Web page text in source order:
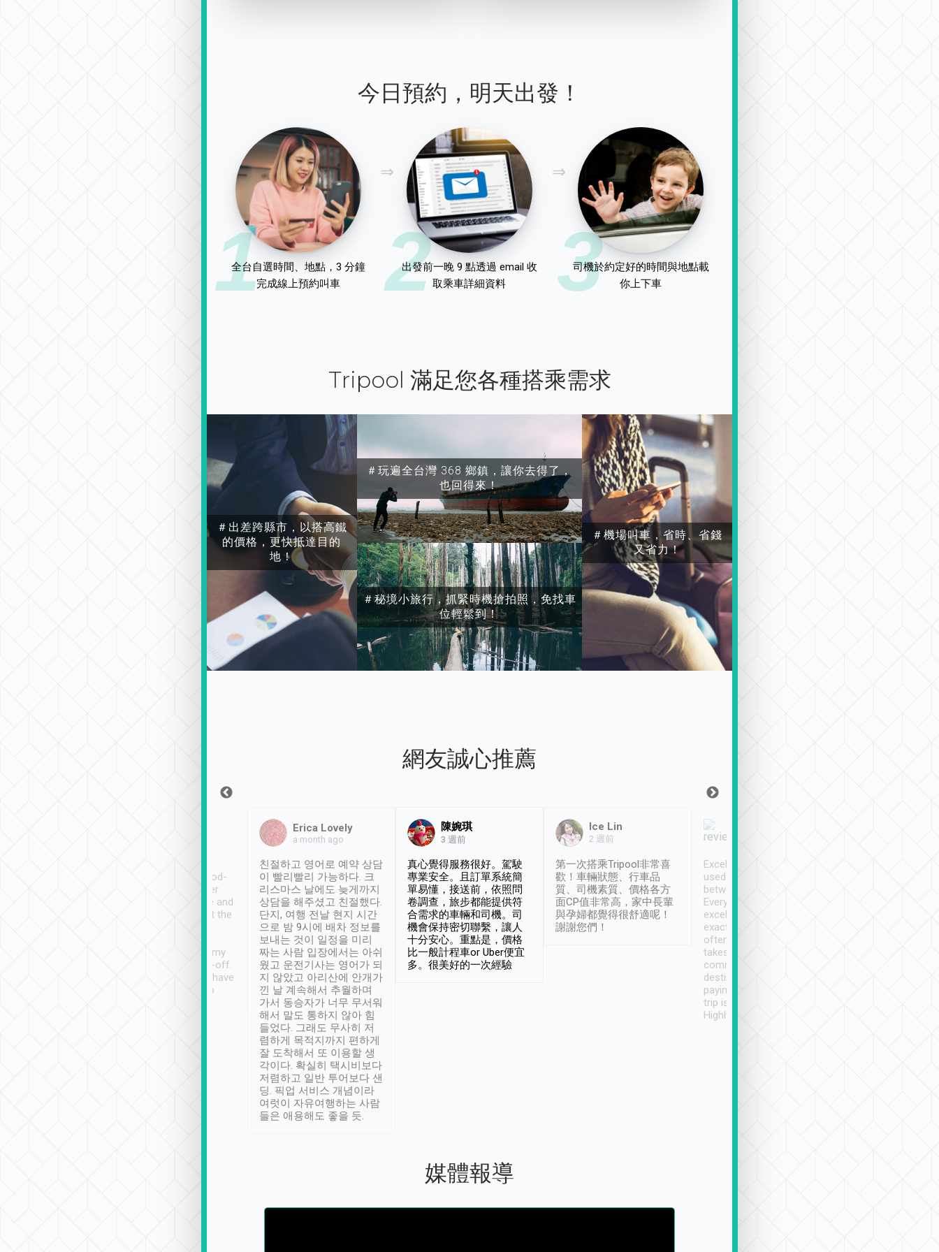
今日預約，明天出發！
1
全台自選時間、地點，3 分鐘
完成線上預約叫車
2
出發前一晚 9 點透過 email 收
取乘車詳細資料
3
司機於約定好的時間與地點載
你上下車
Tripool 滿足您各種搭乘需求
＃出差跨縣市，以搭高鐵
的價格，更快抵達目的
地！
＃玩遍全台灣 368 鄉鎮，讓你去得了，
也回得來！
＃秘境小旅行，抓緊時機搶拍照，免找車
位輕鬆到！
＃機場叫車，省時、省錢
又省力！
網友誠心推薦
service, vehicles in good-
condition and the driver
service was awesome and
thoughtful. Driver went the
have safely arrived at my
destination after drop-off.
Definitely something I have
not seen elsewhere 👍
Erica Lovely
a month ago
친절하고 영어로 예약 상담
이 빨리빨리 가능하다. 크
리스마스 날에도 늦게까지
상담을 해주셨고 친절했다.
단지, 여행 전날 현지 시간
으로 밤 9시에 배차 정보를
보내는 것이 일정을 미리
짜는 사람 입장에서는 아쉬
웠고 운전기사는 영어가 되
지 않았고 아리산에 안개가
낀 날 계속해서 추월하며
가서 동승자가 너무 무서워
해서 말도 통하지 않아 힘
들었다. 그래도 무사히 저
렴하게 목적지까지 편하게
잘 도착해서 또 이용할 생
각이다. 확실히 택시비보다
저렴하고 일반 투어보다 샌
딩. 픽업 서비스 개념이라
여럿이 자유여행하는 사람
들은 애용해도 좋을 듯.
陳婉琪
3 週前
真心覺得服務很好。駕駛
專業安全。且訂單系統簡
單易懂，接送前，依照問
卷調查，旅步都能提供符
合需求的車輛和司機。司
機會保持密切聯繫，讓人
十分安心。重點是，價格
比一般計程車or Uber便宜
多。很美好的一次經驗
Ice Lin
2 週前
第一次搭乘Tripool非常喜
歡！車輛狀態、行車品
質、司機素質、價格各方
面CP值非常高，家中長輩
與孕婦都覺得很舒適呢！
謝謝您們！
Excellent service. We have
used Tripool to travel
between cities in Taiwan.
Every driver has been
excellent and arrives
exactly on time. As there is
often limited English it
takes the difficulty out of
communicating the
destination details and
paying online prior to the
trip is very convenient.
Highly recommended
媒體報導